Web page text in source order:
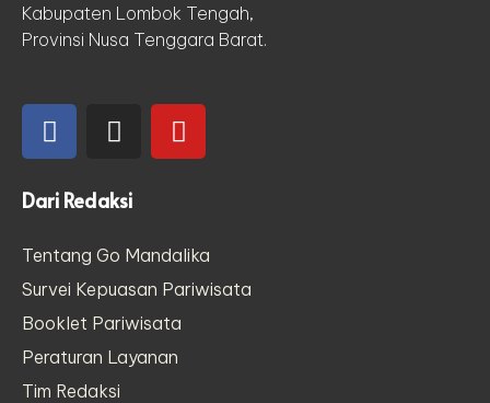
Kabupaten Lombok Tengah,
Provinsi Nusa Tenggara Barat.
Dari Redaksi
Tentang Go Mandalika
Survei Kepuasan Pariwisata
Booklet Pariwisata
Peraturan Layanan
Tim Redaksi